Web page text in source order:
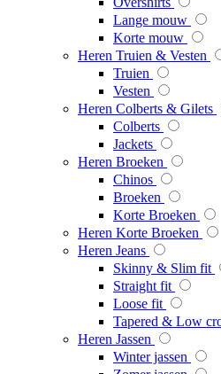
Lange mouw
Korte mouw
Heren Truien & Vesten
Truien
Vesten
Heren Colberts & Gilets
Colberts
Jackets
Heren Broeken
Chinos
Broeken
Korte Broeken
Heren Korte Broeken
Heren Jeans
Skinny & Slim fit
Straight fit
Loose fit
Tapered & Low
Heren Jassen
Winter jassen